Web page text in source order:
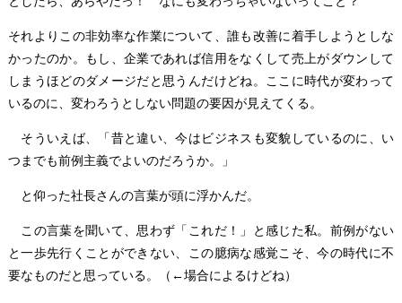
それよりこの非効率な作業について、誰も改善に着手しようとしな
かったのか。もし、企業であれば信用をなくして売上がダウンして
しまうほどのダメージだと思うんだけどね。ここに時代が変わって
いるのに、変わろうとしない問題の要因が見えてくる。
そういえば、「昔と違い、今はビジネスも変貌しているのに、い
つまでも前例主義でよいのだろうか。」
と仰った社長さんの言葉が頭に浮かんだ。
この言葉を聞いて、思わず「これだ！」と感じた私。前例がない
と一歩先行くことができない、この臆病な感覚こそ、今の時代に不
要なものだと思っている。（←場合によるけどね）